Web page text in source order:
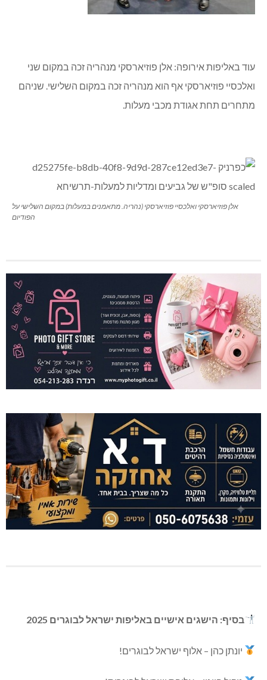
עוד באליפות אירופה: אלן פוזיארסקי מנהריה זכה במקום שני
ואלכסיי פוזיארסקי אף הוא מנהריה זכה במקום השלישי. שניהם
מתחרים תחת אגודת מכבי מעלות.
אלן פוזיארסקי ואלכסיי פוזיארסקי (נהריה. מתאמנים במעלות) במקום השלישי על
הפודיום
בסיף: הישגים אישיים באליפות ישראל לבוגרים 2025
יונתן כהן – אלוף ישראל לבוגרים!